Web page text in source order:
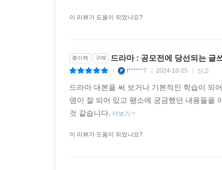
이 리뷰가 도움이 되었나요?
종이책 구매 드라마 : 공모전에 당선되는 글
t******7 2024-10-25 신고
드라마 대본을 써 보거나 기본적인 학습이 되
명이 잘 되어 있고 평소에 궁금했던 내용들을
것 같습니다. 더보기
이 리뷰가 도움이 되었나요?